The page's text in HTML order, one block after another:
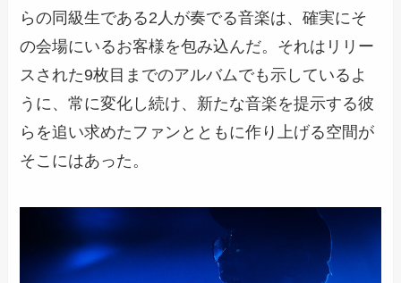
らの同級生である2人が奏でる音楽は、確実にそ
の会場にいるお客様を包み込んだ。それはリリー
スされた9枚目までのアルバムでも示しているよ
うに、常に変化し続け、新たな音楽を提示する彼
らを追い求めたファンとともに作り上げる空間が
そこにはあった。